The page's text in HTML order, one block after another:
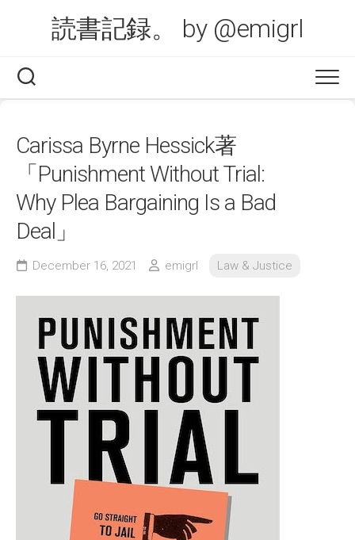
読書記録。 by @emigrl
Carissa Byrne Hessick著
「Punishment Without Trial:
Why Plea Bargaining Is a Bad
Deal」
December 16, 2021 emigrl Law & Justice